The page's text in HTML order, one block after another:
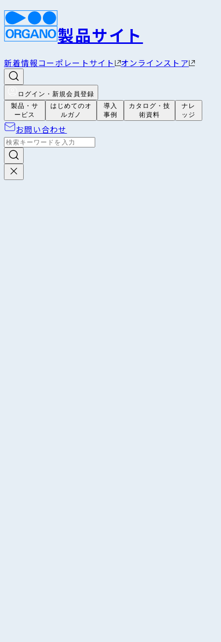
製品サイト
新着情報コーポレートサイト オンラインストア
ログイン・新規会員登録
製品・サ
ービス
はじめてのオ
ルガノ
導入
事例
カタログ・技
術資料
ナレ
ッジ
お問い合わせ